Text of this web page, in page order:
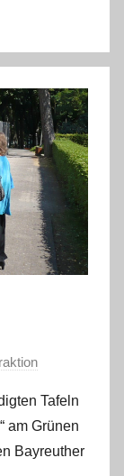
Tafeln
am Grünen
Bayreuther